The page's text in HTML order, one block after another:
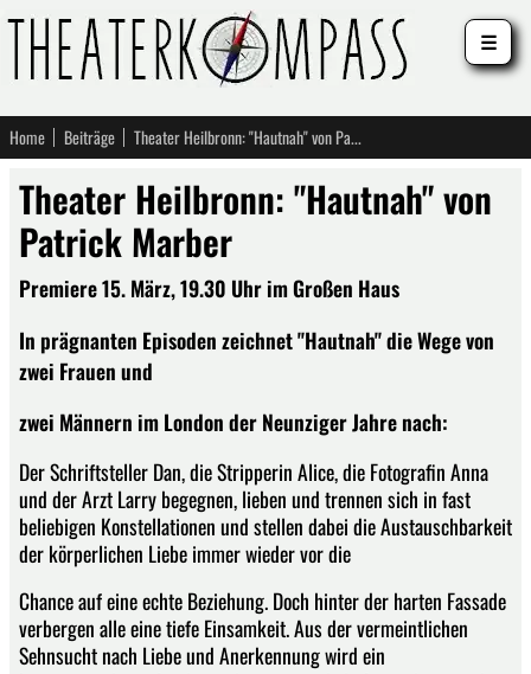
Home Beiträge Theater Heilbronn: "Hautnah" von Patrick Marber
Theater Heilbronn: "Hautnah" von
Patrick Marber
Premiere 15. März, 19.30 Uhr im Großen Haus
In prägnanten Episoden zeichnet "Hautnah" die Wege von
zwei Frauen und
zwei Männern im London der Neunziger Jahre nach:
Der Schriftsteller Dan, die Stripperin Alice, die Fotografin Anna
und der Arzt Larry begegnen, lieben und trennen sich in fast
beliebigen Konstellationen und stellen dabei die Austauschbarkeit
der körperlichen Liebe immer wieder vor die
Chance auf eine echte Beziehung. Doch hinter der harten Fassade
verbergen alle eine tiefe Einsamkeit. Aus der vermeintlichen
Sehnsucht nach Liebe und Anerkennung wird ein
☰